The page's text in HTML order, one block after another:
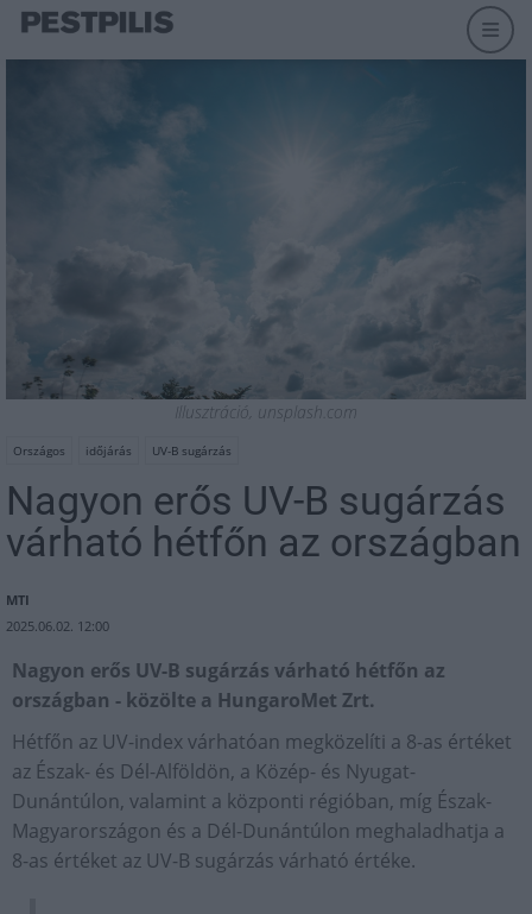
Illusztráció, unsplash.com
Országos időjárás UV-B sugárzás
Nagyon erős UV-B sugárzás
várható hétfőn az országban
MTI
2025.06.02. 12:00
Nagyon erős UV-B sugárzás várható hétfőn az
országban - közölte a HungaroMet Zrt.
Hétfőn az UV-index várhatóan megközelíti a 8-as értéket
az Észak- és Dél-Alföldön, a Közép- és Nyugat-
Dunántúlon, valamint a központi régióban, míg Észak-
Magyarországon és a Dél-Dunántúlon meghaladhatja a
8-as értéket az UV-B sugárzás várható értéke.